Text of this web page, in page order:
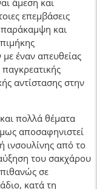
επεμβάσεις
παράκαμψη και
με έναν απευθείας
αντίστασης στην
πολλά θέματα
αποσαφηνιστεί
ινσουλίνης από το
του σακχάρου
σε
κατά τη